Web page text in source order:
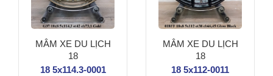
MÂM XE DU LỊCH
18
18 5x114.3-0001
MÂM XE DU LỊCH
18
18 5x112-0011